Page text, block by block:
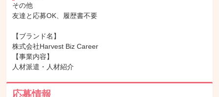
その他
友達と応募OK、履歴書不要
【ブランド名】
株式会社Harvest Biz Career
【事業内容】
人材派遣・人材紹介
応募情報